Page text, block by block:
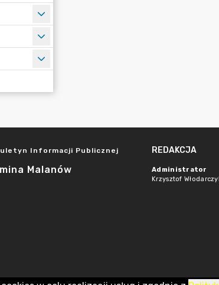
Informacji Publicznej
Malanów
REDAKCJA
Administrator
Krzysztof